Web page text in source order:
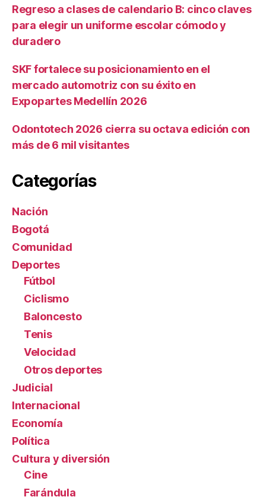
Regreso a clases de calendario B: cinco claves
para elegir un uniforme escolar cómodo y
duradero
SKF fortalece su posicionamiento en el
mercado automotriz con su éxito en
Expopartes Medellín 2026
Odontotech 2026 cierra su octava edición con
más de 6 mil visitantes
Categorías
Nación
Bogotá
Comunidad
Deportes
Fútbol
Ciclismo
Baloncesto
Tenis
Velocidad
Otros deportes
Judicial
Internacional
Economía
Política
Cultura y diversión
Cine
Farándula